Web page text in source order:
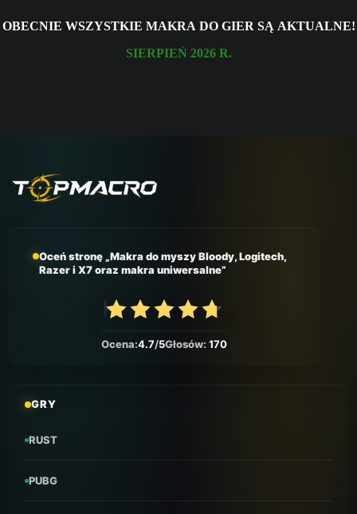
Obecnie wszystkie makra do gier są aktualne!
Sierpień 2026 r.
Oceń stronę „Makra do myszy Bloody, Logitech,
Razer i X7 oraz makra uniwersalne”
Ocena:4.7/5Głosów: 170
GRY
RUST
PUBG